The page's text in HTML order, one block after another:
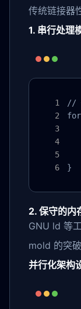
传统链接器
1. 串行处理
//
for
}
2. 保守的内
GNU ld 等
mold 的突破
并行化架构